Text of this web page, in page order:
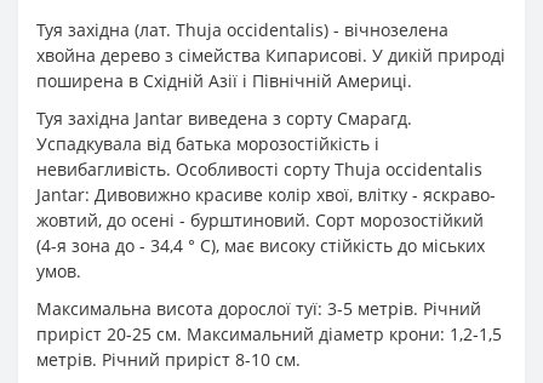
Туя західна (лат. Thuja occidentalis) - вічнозелена
хвойна дерево з сімейства Кипарисові. У дикій природі
поширена в Східній Азії і Північній Америці.
Туя західна Jantar виведена з сорту Смарагд.
Успадкувала від батька морозостійкість і
невибагливість. Особливості сорту Thuja occidentalis
Jantar: Дивовижно красиве колір хвої, влітку - яскраво-
жовтий, до осені - бурштиновий. Сорт морозостійкий
(4-я зона до - 34,4 ° C), має високу стійкість до міських
умов.
Максимальна висота дорослої туї: 3-5 метрів. Річний
приріст 20-25 см. Максимальний діаметр крони: 1,2-1,5
метрів. Річний приріст 8-10 см.